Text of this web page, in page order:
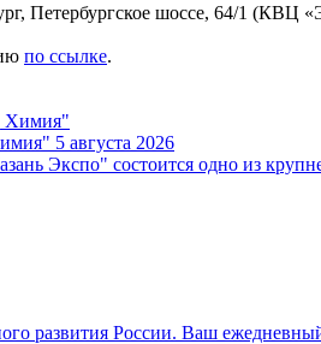
Петербургское шоссе, 64/1 (КВЦ
по ссылке.
5 августа 2026
Экспо" состоится одно из
развития России. Ваш